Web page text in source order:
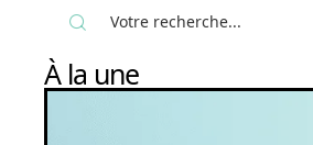
À la une